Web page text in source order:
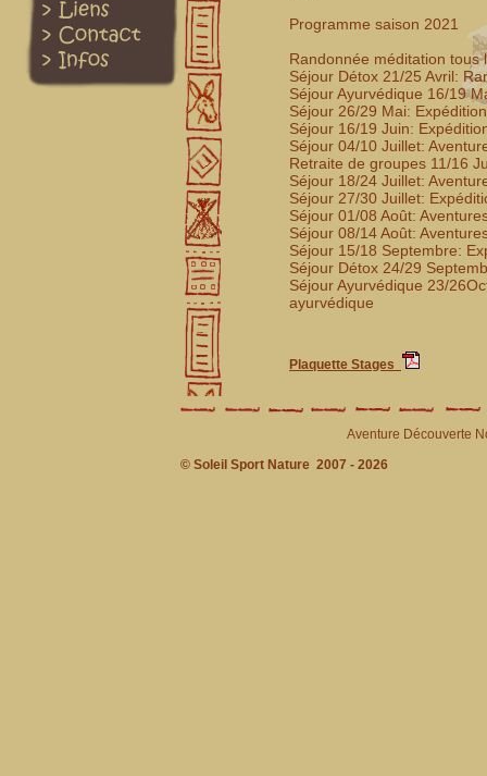
Programme saison 2021
Randonnée méditation
Séjour Détox 21/25 Avril:
Séjour Ayurvédique 16/19
Séjour 26/29 Mai:
Séjour 16/19 Juin:
Séjour 04/10 Juillet:
Retraite de groupes 11/16
Séjour 18/24 Juillet:
Séjour 27/30 Juillet:
Séjour 01/08 Août:
Séjour 08/14 Août:
Séjour 15/18 Septembre:
Séjour Détox 24/29
Séjour Ayurvédique 23/
ayurvédique
Plaquette Stages
Aventure Découverte
© Soleil Sport Nature 2007 - 2026